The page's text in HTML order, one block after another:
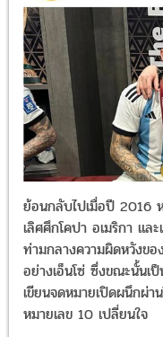
ย้อนกลับไปเมื่อปี 2016
เลิศศึกโคปา อเมริกา แล
ท่ามกลางความผิดหวังข
อย่างเอ็นโซ่ ซึ่งขณะนั้นเป็
เขียนจดหมายเปิดผนึกผ่า
หมายเลข 10 เปลี่ยนใจ